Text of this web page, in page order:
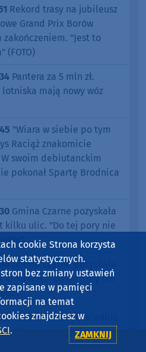
jadący samochód" (FOTO)
Dziś (09.08) w Więcborku
miasta. "Muzyka
Dziś (09.08) w Więcborku
miasta. "Muzyka
Rekord trasy na jubileusz
Grand Prix Borów
"Jest to
Pantera za 5 mln zł.
lotniska mają nowy wóz
"Wiara w siebie po tym
Raciąż znakomicie
swoim debiutanckim
pokonał Spartę Brodnica
Gmina Czarne pozyskała
cookie Strona korzysta
statystycznych.
bez zmiany ustawień
zapisane w pamięci
na temat
znajdziesz w
. ZAMKNIJ